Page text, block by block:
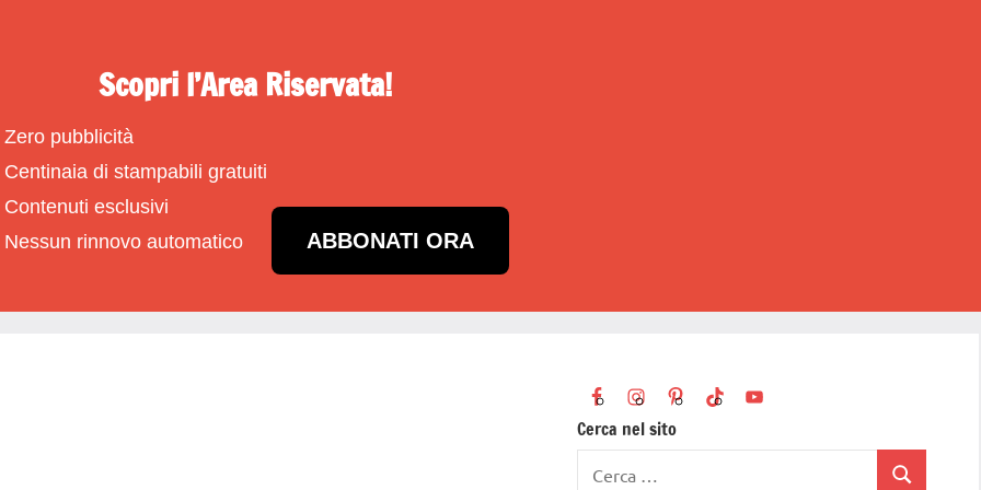
Scopri l’Area Riservata!
Zero pubblicità
Centinaia di stampabili gratuiti
Contenuti esclusivi
Nessun rinnovo automatico
ABBONATI ORA
Cerca nel sito